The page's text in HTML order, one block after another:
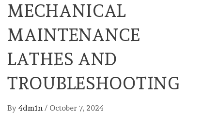
MECHANICAL
MAINTENANCE
LATHES AND
TROUBLESHOOTING
By 4dm1n / October 7, 2024